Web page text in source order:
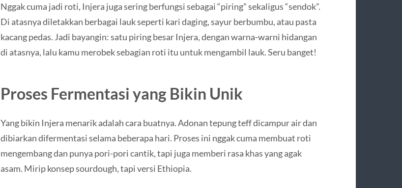
Nggak cuma jadi roti, Injera juga sering berfungsi sebagai “piring” sekaligus “sendok”.
Di atasnya diletakkan berbagai lauk seperti kari daging, sayur berbumbu, atau pasta
kacang pedas. Jadi bayangin: satu piring besar Injera, dengan warna-warni hidangan
di atasnya, lalu kamu merobek sebagian roti itu untuk mengambil lauk. Seru banget!
Proses Fermentasi yang Bikin Unik
Yang bikin Injera menarik adalah cara buatnya. Adonan tepung teff dicampur air dan
dibiarkan difermentasi selama beberapa hari. Proses ini nggak cuma membuat roti
mengembang dan punya pori-pori cantik, tapi juga memberi rasa khas yang agak
asam. Mirip konsep sourdough, tapi versi Ethiopia.